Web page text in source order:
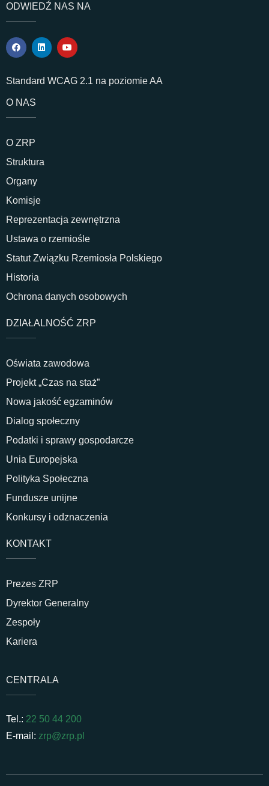
ODWIEDŹ NAS NA
Standard WCAG 2.1 na poziomie AA
O NAS
O ZRP
Struktura
Organy
Komisje
Reprezentacja zewnętrzna
Ustawa o rzemiośle
Statut Związku Rzemiosła Polskiego
Historia
Ochrona danych osobowych
DZIAŁALNOŚĆ ZRP
Oświata zawodowa
Projekt „Czas na staż”
Nowa jakość egzaminów
Dialog społeczny
Podatki i sprawy gospodarcze
Unia Europejska
Polityka Społeczna
Fundusze unijne
Konkursy i odznaczenia
KONTAKT
Prezes ZRP
Dyrektor Generalny
Zespoły
Kariera
CENTRALA
Tel.: 22 50 44 200
E-mail: zrp@zrp.pl